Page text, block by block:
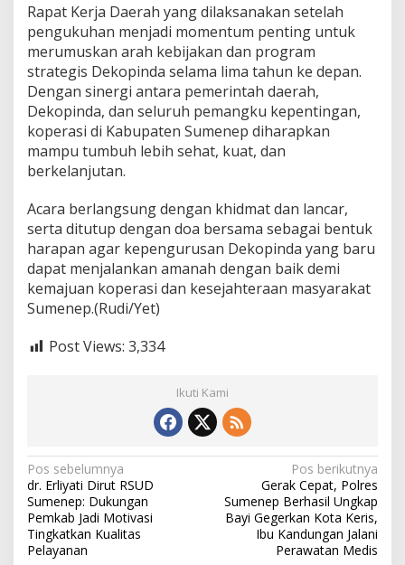
Rapat Kerja Daerah yang dilaksanakan setelah
pengukuhan menjadi momentum penting untuk
merumuskan arah kebijakan dan program
strategis Dekopinda selama lima tahun ke depan.
Dengan sinergi antara pemerintah daerah,
Dekopinda, dan seluruh pemangku kepentingan,
koperasi di Kabupaten Sumenep diharapkan
mampu tumbuh lebih sehat, kuat, dan
berkelanjutan.
Acara berlangsung dengan khidmat dan lancar,
serta ditutup dengan doa bersama sebagai bentuk
harapan agar kepengurusan Dekopinda yang baru
dapat menjalankan amanah dengan baik demi
kemajuan koperasi dan kesejahteraan masyarakat
Sumenep.(Rudi/Yet)
Post Views: 3,334
Ikuti Kami
N
a
v
i
Pos sebelumnya
dr. Erliyati Dirut RSUD
Sumenep: Dukungan
Pemkab Jadi Motivasi
Tingkatkan Kualitas
Pelayanan
Pos berikutnya
Gerak Cepat, Polres
Sumenep Berhasil Ungkap
Bayi Gegerkan Kota Keris,
Ibu Kandungan Jalani
Perawatan Medis